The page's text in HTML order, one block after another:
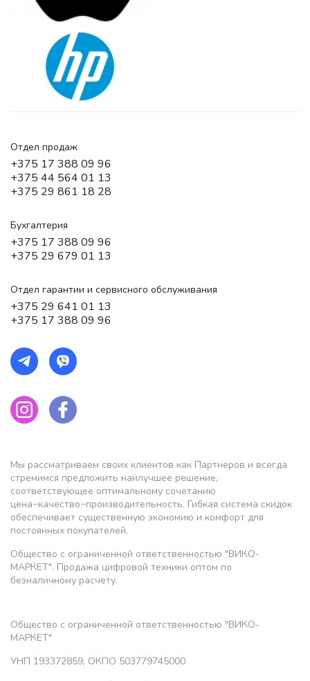
Отдел продаж
+375 17 388 09 96
+375 44 564 01 13
+375 29 861 18 28
Бухгалтерия
+375 17 388 09 96
+375 29 679 01 13
Отдел гарантии и сервисного обслуживания
+375 29 641 01 13
+375 17 388 09 96
Мы рассматриваем своих клиентов как Партнеров и всегда
стремимся предложить наилучшее решение,
соответствующее оптимальному сочетанию
цена−качество−производительность. Гибкая система скидок
обеспечивает существенную экономию и комфорт для
постоянных покупателей.
Общество с ограниченной ответственностью "ВИКО-
МАРКЕТ". Продажа цифровой техники оптом по
безналичному расчету.
Общество с ограниченной ответственностью "ВИКО-
МАРКЕТ"
УНП 193372859, ОКПО 503779745000